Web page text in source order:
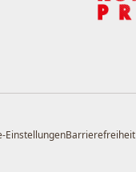
EinstellungenBarrierefreiheit